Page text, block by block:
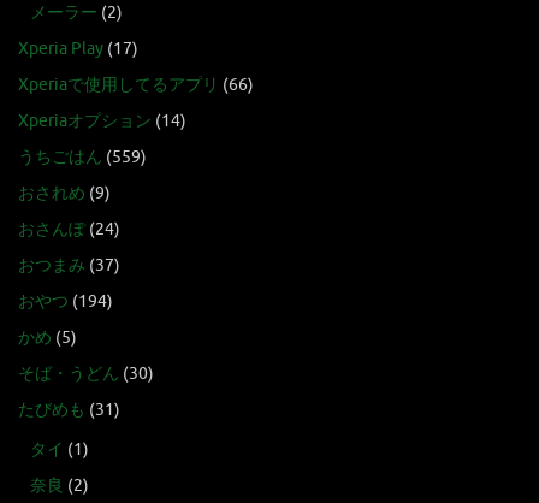
メーラー (2)
Xperia Play (17)
Xperiaで使用してるアプリ (66)
Xperiaオプション (14)
うちごはん (559)
おされめ (9)
おさんぽ(24)
おつまみ (37)
おやつ (194)
かめ (5)
そば・うどん (30)
たびめも (31)
タイ (1)
奈良 (2)